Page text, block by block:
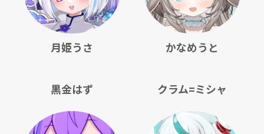
月姫うさ かなめうと
黒金はず クラム=ミシャ